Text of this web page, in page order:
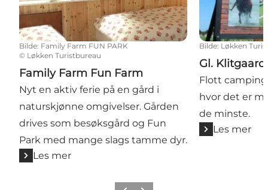
Bilde: Family Farm FUN PARK
© Løkken Turistbureau
Family Farm Fun Farm
Nyt en aktiv ferie på en gård i
naturskjønne omgivelser. Gården
drives som besøksgård og Fun
Park med mange slags tamme dyr.
Les mer
Bilde: Løkken
Gl.
Flott
hvor det er
de minste.
Les mer